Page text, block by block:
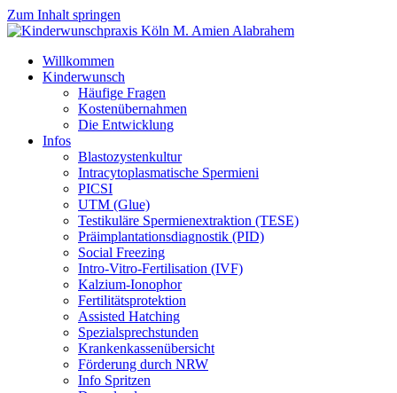
Zum Inhalt springen
Willkommen
Kinderwunsch
Häufige Fragen
Kostenübernahmen
Die Entwicklung
Infos
Blastozystenkultur
Intracytoplasmatische Spermieni
PICSI
UTM (Glue)
Testikuläre Spermienextraktion (TESE)
Präimplantationsdiagnostik (PID)
Social Freezing
Intro-Vitro-Fertilisation (IVF)
Kalzium-Ionophor
Fertilitätsprotektion
Assisted Hatching
Spezialsprechstunden
Krankenkassenübersicht
Förderung durch NRW
Info Spritzen